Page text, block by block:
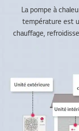
La pompe à
température est
chauffage,